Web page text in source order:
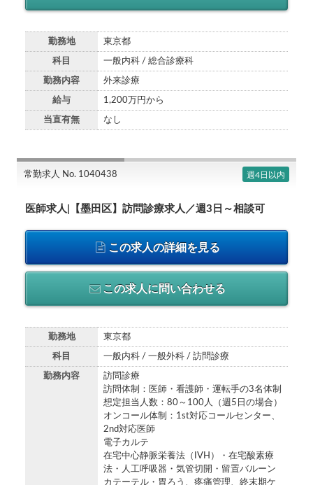
勤務地 東京都
科目 一般内科 / 総合診療科
勤務内容 外来診療
給与 1,200万円から
当直有無 なし
常勤求人 No. 1040438 週4日以内
医師求人|【墨田区】訪問診療求人／週3日～相談可
この求人の詳細を見る
この求人に問い合わせる
勤務地 東京都
科目 一般内科 / 一般外科 / 訪問診療
勤務内容
訪問診療
訪問体制：医師・看護師・運転手の3名体制
想定担当人数：80～100人（週5日の場合）
オンコール体制：1st対応コールセンター、
2nd対応医師
電子カルテ
在宅中心静脈栄養法（IVH）・在宅酸素療
法・人工呼吸器・気管切開・留置バルーン
カテーテル・胃ろう、疼痛管理、終末期ケ